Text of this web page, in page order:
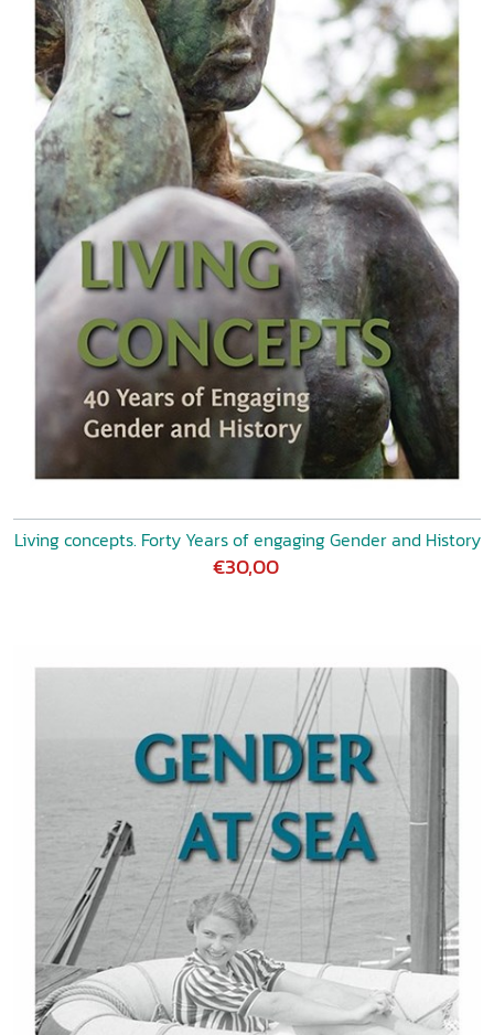
Living concepts. Forty Years of engaging Gender and History
€30,00